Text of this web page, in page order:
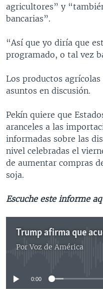
agricultores” y
bancarias”.
“Así que yo diría que
programado, o tal vez
Los productos
asuntos en discusión.
Pekín quiere que
aranceles a las
informadas sobre las
nivel celebradas el
de aumentar compras
soja.
Escuche este informe
PorVoz de América
No media
0:00